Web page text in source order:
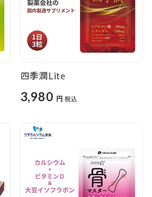
四季潤Lite
3,980 円 税込